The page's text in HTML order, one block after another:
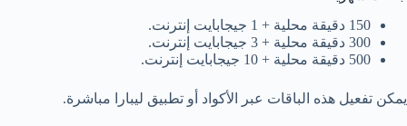
150 دقيقة محلية + 1 جيجابايت إنترنت.
300 دقيقة محلية + 3 جيجابايت إنترنت.
500 دقيقة محلية + 10 جيجابايت إنترنت.
يمكن تفعيل هذه الباقات عبر الأكواد أو تطبيق ليبارا مباشرة.